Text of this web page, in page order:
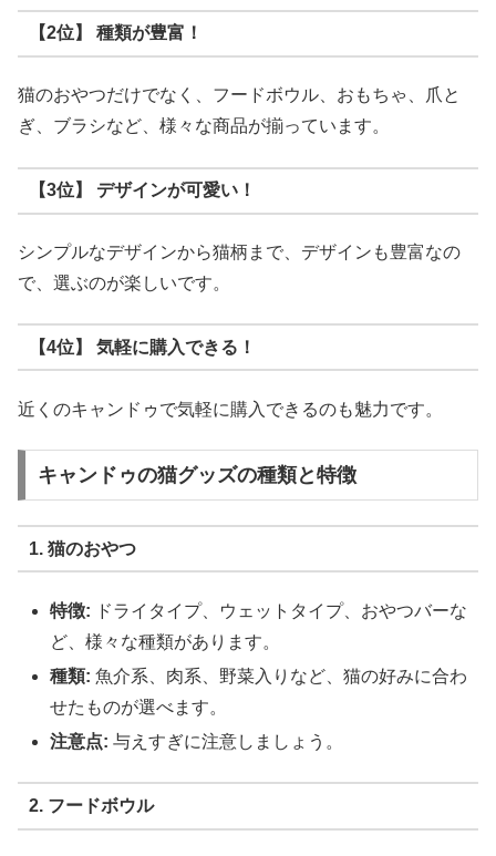
【2位】 種類が豊富！
猫のおやつだけでなく、フードボウル、おもちゃ、爪と
ぎ、ブラシなど、様々な商品が揃っています。
【3位】 デザインが可愛い！
シンプルなデザインから猫柄まで、デザインも豊富なの
で、選ぶのが楽しいです。
【4位】 気軽に購入できる！
近くのキャンドゥで気軽に購入できるのも魅力です。
キャンドゥの猫グッズの種類と特徴
1. 猫のおやつ
特徴: ドライタイプ、ウェットタイプ、おやつバーな
ど、様々な種類があります。
種類: 魚介系、肉系、野菜入りなど、猫の好みに合わ
せたものが選べます。
注意点: 与えすぎに注意しましょう。
2. フードボウル